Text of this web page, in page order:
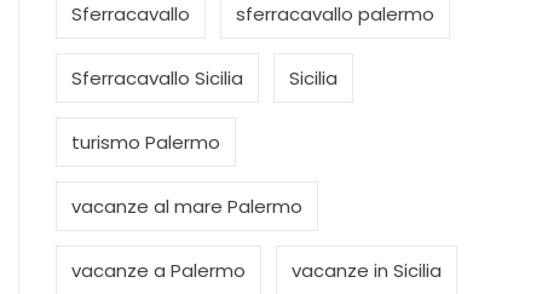
Sferracavallo sferracavallo palermo
Sferracavallo Sicilia Sicilia
turismo Palermo
vacanze al mare Palermo
vacanze a Palermo vacanze in Sicilia